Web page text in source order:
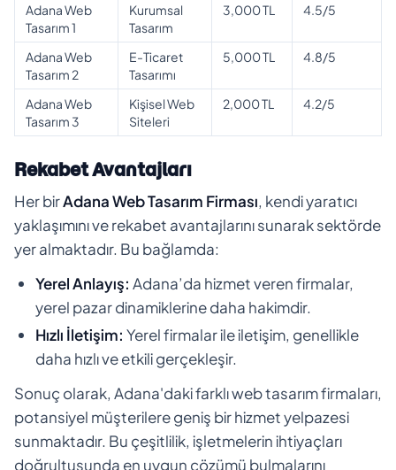
Adana Web
Tasarım 1
Kurumsal
Tasarım
3,000 TL 4.5/5
Adana Web
Tasarım 2
E-Ticaret
Tasarımı
5,000 TL 4.8/5
Adana Web
Tasarım 3
Kişisel Web
Siteleri
2,000 TL 4.2/5
Rekabet Avantajları
Her birAdana Web Tasarım Firması, kendi yaratıcı
yaklaşımını ve rekabet avantajlarını sunarak sektörde
yer almaktadır. Bu bağlamda:
Yerel Anlayış: Adana’da hizmet veren firmalar,
yerel pazar dinamiklerine daha hakimdir.
Hızlı İletişim: Yerel firmalar ile iletişim, genellikle
daha hızlı ve etkili gerçekleşir.
Sonuç olarak, Adana'daki farklı web tasarım firmaları,
potansiyel müşterilere geniş bir hizmet yelpazesi
sunmaktadır. Bu çeşitlilik, işletmelerin ihtiyaçları
doğrultusunda en uygun çözümü bulmalarını